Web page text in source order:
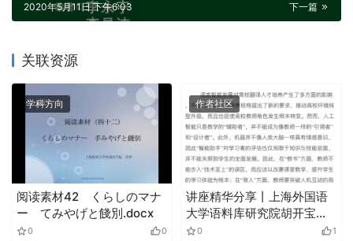
下一篇
2020年5月11日 下午6:03
关联资源
学科方向
阅读素材42 くらしのマナ
ー てみやげと餞別.docx
0 0
作者社区
讲座精华分享丨上海外国语
大学语料库研究院胡开宝：
语言智能与翻译人才的培养
0 1